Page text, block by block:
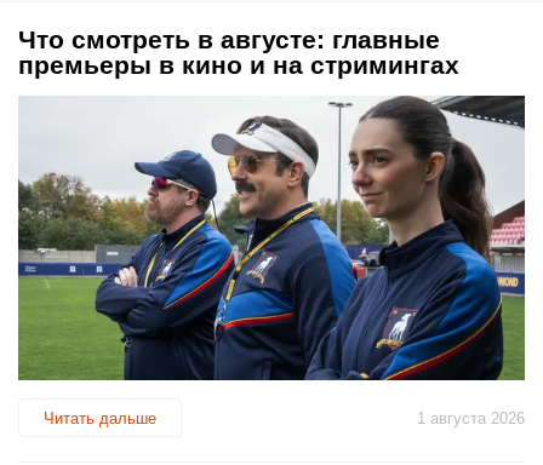
Что смотреть в августе: главные
премьеры в кино и на стримингах
Читать дальше 1 августа 2026